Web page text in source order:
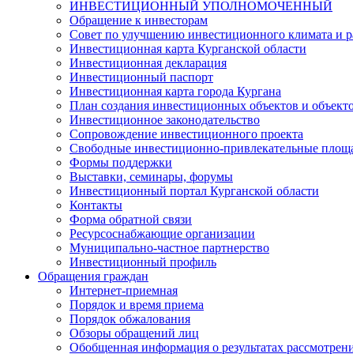
ИНВЕСТИЦИОННЫЙ УПОЛНОМОЧЕННЫЙ
Обращение к инвесторам
Совет по улучшению инвестиционного климата и
Инвестиционная карта Курганской области
Инвестиционная декларация
Инвестиционный паспорт
Инвестиционная карта города Кургана
План создания инвестиционных объектов и
Инвестиционное законодательство
Сопровождение инвестиционного проекта
Свободные инвестиционно-привлекательные
Формы поддержки
Выставки, семинары, форумы
Инвестиционный портал Курганской области
Контакты
Форма обратной связи
Ресурсоснабжающие организации
Муниципально-частное партнерство
Инвестиционный профиль
Обращения граждан
Интернет-приемная
Порядок и время приема
Порядок обжалования
Обзоры обращений лиц
Обобщенная информация о результатах